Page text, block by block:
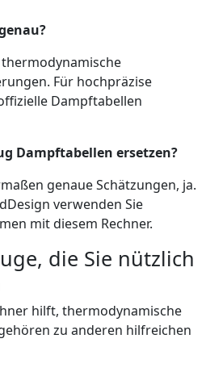
Für hochpräzise
Dampftabellen
Dampftabellen ersetzen?
genaue Schätzungen, ja.
verwenden Sie
mit diesem Rechner.
die Sie nützlich
hilft, thermodynamische
zu anderen hilfreichen